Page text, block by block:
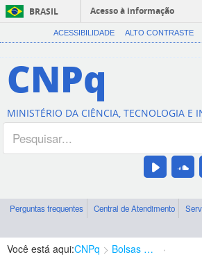
BRASIL
Acesso à informação
ACESSIBILIDADE ALTO CONTRASTE
CNPq
MINISTÉRIO DA CIÊNCIA, TECNOLOGIA E
Perguntas frequentes Central de Atendimento
Você está aqui:CNPq Bolsas e Auxílios Vigentes